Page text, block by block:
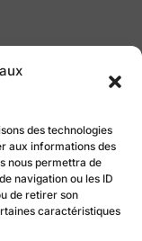
des technologies
aux informations des
nous permettra de
navigation ou les ID
de retirer son
caractéristiques